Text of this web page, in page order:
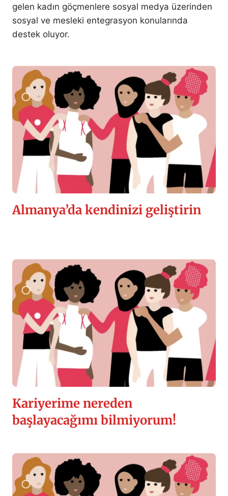
gelen kadın göçmenlere sosyal medya üzerinden
sosyal ve mesleki entegrasyon konularında
destek oluyor.
Almanya’da kendinizi geliştirin
Kariyerime nereden
başlayacağımı bilmiyorum!